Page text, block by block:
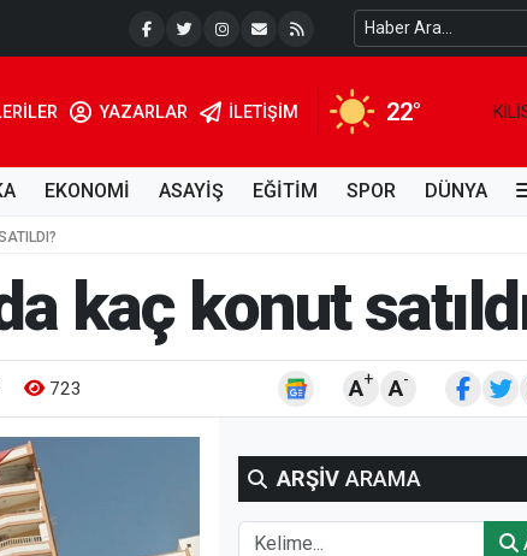
Su Kuyusu Temiz Suya Erişimde Kalıcı
YAZARLAR İLETIŞIM 22°
EKONOMİ ASAYİŞ EĞİTİM SPOR DÜNYA
kaç konut
723 A+ A-
ARŞİV ARAMA